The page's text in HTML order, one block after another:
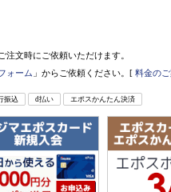
文時にご依頼いただけます。
ォーム 」からご依頼ください。[ 料金の
振込 d払い エポスかんたん決済